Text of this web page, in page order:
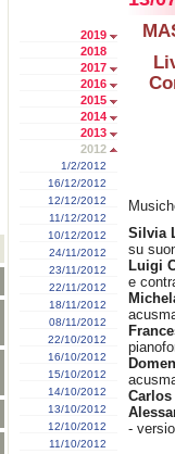
2019
2018
2017
2016
2015
2014
2013
2012
1/2/2012
16/12/2012
12/12/2012
11/12/2012
10/12/2012
24/11/2012
23/11/2012
22/11/2012
18/11/2012
08/11/2012
22/10/2012
16/10/2012
15/10/2012
14/10/2012
13/10/2012
12/10/2012
11/10/2012
Silvia
su
Luigi
e
Carlos
-